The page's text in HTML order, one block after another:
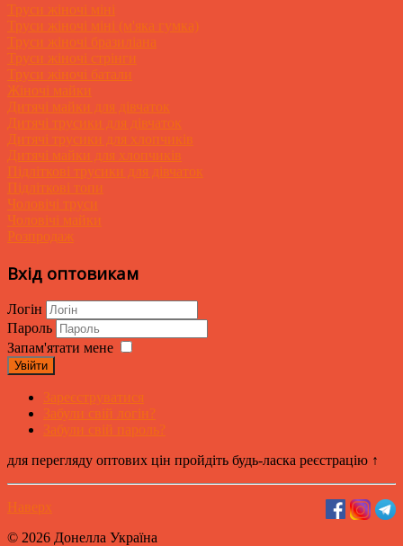
Труси жіночі міні
Труси жіночі міні (м'яка гумка)
Труси жіночі бразиліана
Труси жіночі стрінги
Труси жіночі батали
Жіночі майки
Дитячі майки для дівчаток
Дитячі трусики для дівчаток
Дитячі трусики для хлопчиків
Дитячі майки для хлопчиків
Підліткові трусики для дівчаток
Підліткові топи
Чоловічі труси
Чоловічі майки
Розпродаж
Вхід оптовикам
Логін
Пароль
Запам'ятати мене
Увійти
Зареєструватися
Забули свій логін?
Забули свій пароль?
для перегляду оптових цін пройдіть будь-ласка реєстрацію ↑
Наверх
© 2026 Донелла Україна